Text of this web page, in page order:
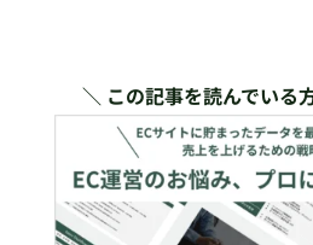
＼ この記事を読んでいる